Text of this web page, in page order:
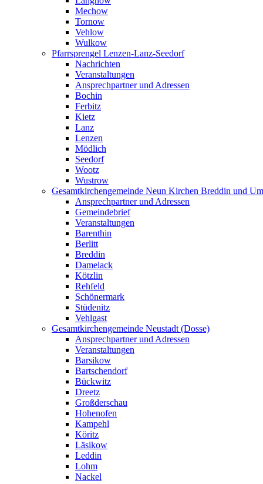
Mechow
Tornow
Vehlow
Wulkow
Pfarrsprengel Lenzen-Lanz-Seedorf
Nachrichten
Veranstaltungen
Ansprechpartner und Adressen
Bochin
Ferbitz
Kietz
Lanz
Lenzen
Mödlich
Seedorf
Wootz
Wustrow
Gesamtkirchengemeinde Neun Kirchen Breddin und
Ansprechpartner und Adressen
Gemeindebrief
Veranstaltungen
Barenthin
Berlitt
Breddin
Damelack
Kötzlin
Rehfeld
Schönermark
Stüdenitz
Vehlgast
Gesamtkirchengemeinde Neustadt (Dosse)
Ansprechpartner und Adressen
Veranstaltungen
Barsikow
Bartschendorf
Bückwitz
Dreetz
Großderschau
Hohenofen
Kampehl
Köritz
Läsikow
Leddin
Lohm
Nackel